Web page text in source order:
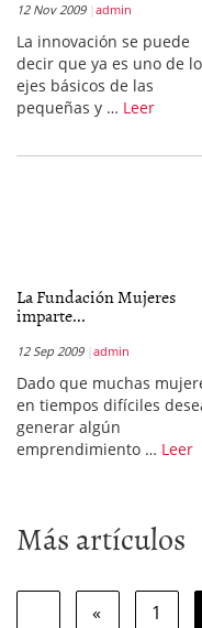
12 Nov 2009 admin
La innovación se puede
decir que ya es uno de
ejes básicos de las
pequeñas y … Leer
La Fundación Mujeres
imparte...
12 Sep 2009 admin
Dado que muchas
en tiempos difíciles
generar algún
emprendimiento … Leer
Más artículos
« 1